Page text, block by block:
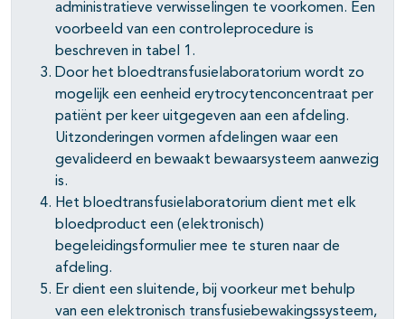
open- en dichtklappen
open- en dichtklappen
open- en dichtklappen
open- en dichtklappen
open- en dichtklappen
open- en dichtklappen
administratieve verwisselingen te voorkomen. Een
voorbeeld van een controleprocedure is
beschreven in tabel 1.
Door het bloedtransfusielaboratorium wordt zo
mogelijk een eenheid erytrocytenconcentraat per
patiënt per keer uitgegeven aan een afdeling.
Uitzonderingen vormen afdelingen waar een
gevalideerd en bewaakt bewaarsysteem aanwezig
is.
Het bloedtransfusielaboratorium dient met elk
bloedproduct een (elektronisch)
begeleidingsformulier mee te sturen naar de
afdeling.
Er dient een sluitende, bij voorkeur met behulp
van een elektronisch transfusiebewakingssysteem,